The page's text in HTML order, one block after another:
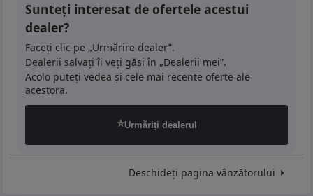
Sunteți interesat de ofertele acestui
dealer?
Faceți clic pe „Urmărire dealer”.
Dealerii salvați îi veți găsi în „Dealerii mei”.
Acolo puteți vedea și cele mai recente oferte ale
acestora.
⭐Urmăriți dealerul
Deschideți pagina vânzătorului